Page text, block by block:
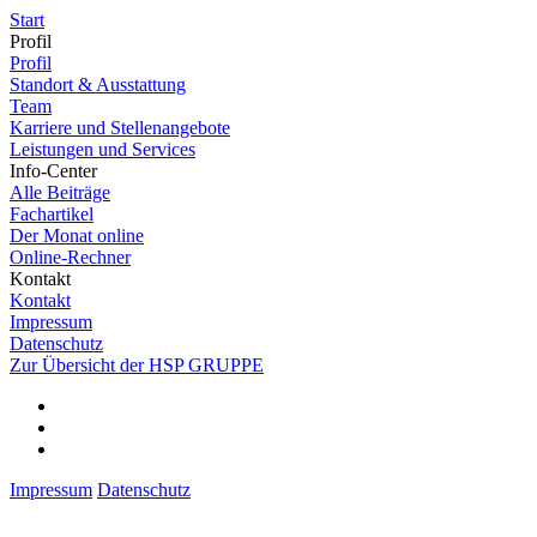
Start
Profil
Profil
Standort & Ausstattung
Team
Karriere und Stellenangebote
Leistungen und Services
Info-Center
Alle Beiträge
Fachartikel
Der Monat online
Online-Rechner
Kontakt
Kontakt
Impressum
Datenschutz
Zur Übersicht der HSP GRUPPE
Impressum Datenschutz